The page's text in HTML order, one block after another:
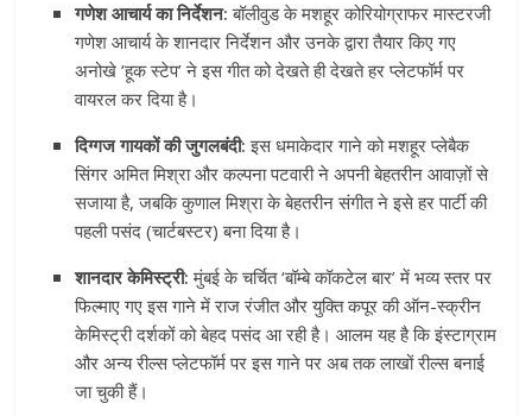
गणेश आचार्य का निर्देशन: बॉलीवुड के मशहूर कोरियोग्राफर मास्टरजी
गणेश आचार्य के शानदार निर्देशन और उनके द्वारा तैयार किए गए
अनोखे ‘हूक स्टेप’ ने इस गीत को देखते ही देखते हर प्लेटफॉर्म पर
वायरल कर दिया है।
दिग्गज गायकों की जुगलबंदी: इस धमाकेदार गाने को मशहूर प्लेबैक
सिंगर अमित मिश्रा और कल्पना पटवारी ने अपनी बेहतरीन आवाज़ों से
सजाया है, जबकि कुणाल मिश्रा के बेहतरीन संगीत ने इसे हर पार्टी की
पहली पसंद (चार्टबस्टर) बना दिया है।
शानदार केमिस्ट्री: मुंबई के चर्चित ‘बॉम्बे कॉकटेल बार’ में भव्य स्तर पर
फिल्माए गए इस गाने में राज रंजीत और युक्ति कपूर की ऑन-स्क्रीन
केमिस्ट्री दर्शकों को बेहद पसंद आ रही है। आलम यह है कि इंस्टाग्राम
और अन्य रील्स प्लेटफॉर्म पर इस गाने पर अब तक लाखों रील्स बनाई
जा चुकी हैं।